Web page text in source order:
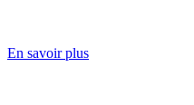
En savoir plus